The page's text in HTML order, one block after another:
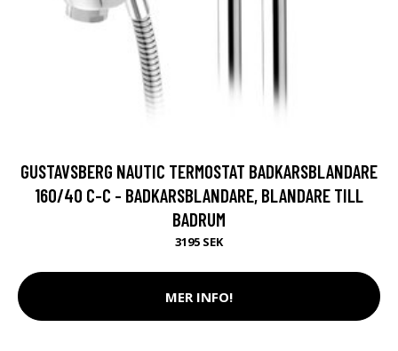
GUSTAVSBERG NAUTIC TERMOSTAT BADKARSBLANDARE
160/40 C-C - BADKARSBLANDARE, BLANDARE TILL
BADRUM
3195 SEK
MER INFO!